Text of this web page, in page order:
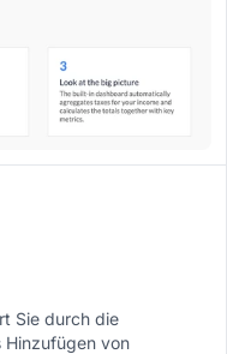
Sie durch die
Hinzufügen von